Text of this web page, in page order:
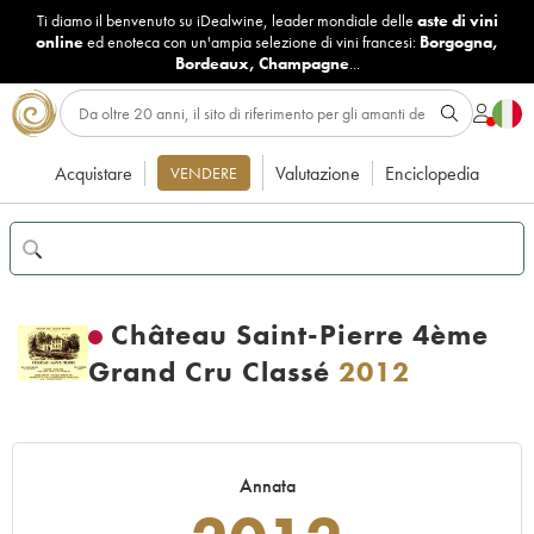
Ti diamo il benvenuto su iDealwine, leader mondiale delle aste di vini
onlineed enoteca con un'ampia selezione di vini francesi: Borgogna,
Bordeaux, Champagne...
Acquistare VENDERE Valutazione Enciclopedia
Château Saint-Pierre 4ème
Grand Cru Classé 2012
Annata